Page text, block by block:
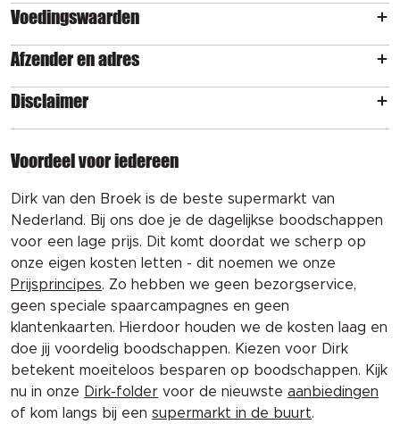
Voedingswaarden
Afzender en adres
Disclaimer
Voordeel voor iedereen
Dirk van den Broek is de beste supermarkt van
Nederland. Bij ons doe je de dagelijkse boodschappen
voor een lage prijs. Dit komt doordat we scherp op
onze eigen kosten letten - dit noemen we onze
Prijsprincipes. Zo hebben we geen bezorgservice,
geen speciale spaarcampagnes en geen
klantenkaarten. Hierdoor houden we de kosten laag en
doe jij voordelig boodschappen. Kiezen voor Dirk
betekent moeiteloos besparen op boodschappen. Kijk
nu in onze Dirk-folder voor de nieuwste aanbiedingen
of kom langs bij een supermarkt in de buurt.